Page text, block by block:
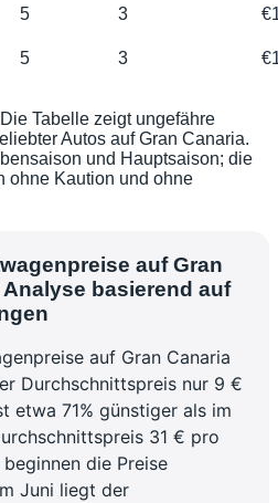
5 3
5 3
Tabelle zeigt ungefähre
Autos auf Gran Canaria.
und Hauptsaison; die
ohne Kaution und ohne
auf Gran
basierend auf
auf Gran Canaria
Durchschnittspreis nur 9 €
etwa 71% günstiger als im
31 € pro
die Preise
Juni liegt der